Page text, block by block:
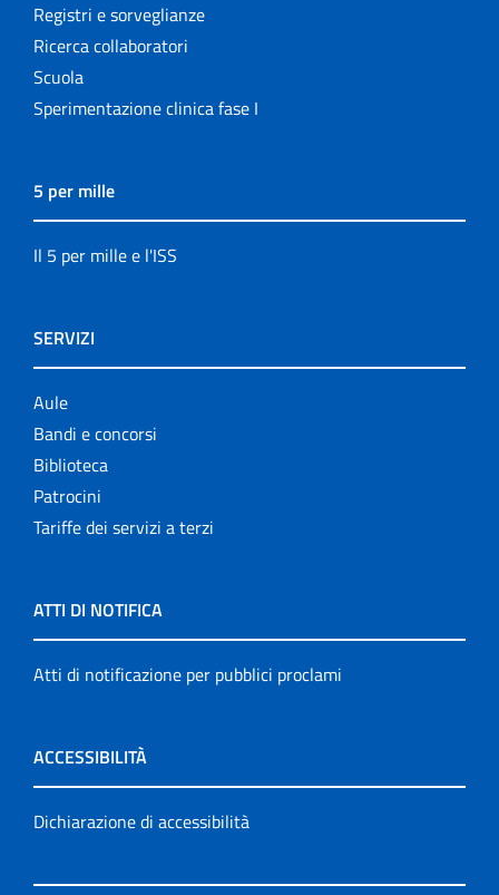
Registri e sorveglianze
Ricerca collaboratori
Scuola
Sperimentazione clinica fase I
5 per mille
Il 5 per mille e l'ISS
SERVIZI
Aule
Bandi e concorsi
Biblioteca
Patrocini
Tariffe dei servizi a terzi
ATTI DI NOTIFICA
Atti di notificazione per pubblici proclami
ACCESSIBILITÀ
Dichiarazione di accessibilità